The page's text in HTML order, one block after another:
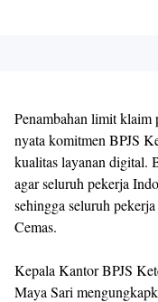
Penambahan limit
nyata komitmen BPJS
kualitas layanan digital.
agar seluruh pekerja
sehingga seluruh
Cemas.
Kepala Kantor BPJS
Maya Sari